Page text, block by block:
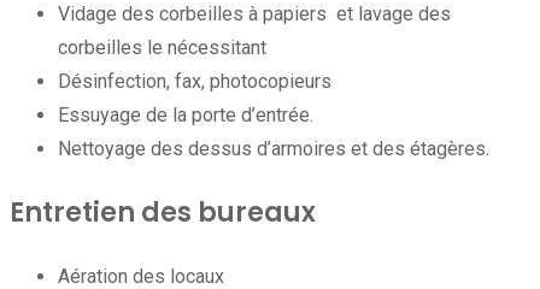
Vidage des corbeilles à papiers et lavage des
corbeilles le nécessitant
Désinfection, fax, photocopieurs
Essuyage de la porte d’entrée.
Nettoyage des dessus d’armoires et des étagères.
Entretien des bureaux
Aération des locaux